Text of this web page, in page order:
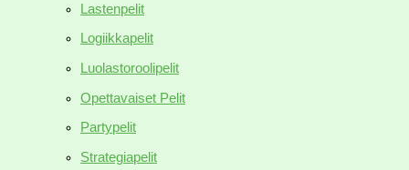
Lastenpelit
Logiikkapelit
Luolastoroolipelit
Opettavaiset Pelit
Partypelit
Strategiapelit